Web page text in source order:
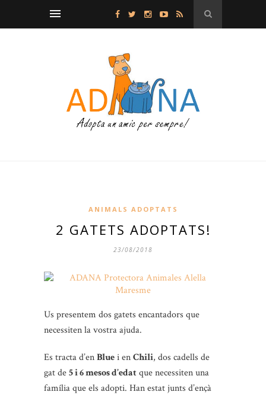
ANIMALS ADOPTATS
2 GATETS ADOPTATS!
23/08/2018
Us presentem dos gatets encantadors que
necessiten la vostra ajuda.
Es tracta d’enBluei enChili, dos cadells de
gat de5 i 6 mesos d’edatque necessiten una
família que els adopti. Han estat junts d’ençà